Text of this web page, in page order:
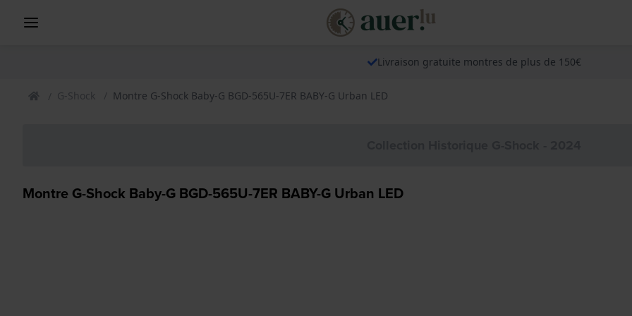
Livraison gratuite montres de plus de 150€
G-Shock Montre G-Shock Baby-G BGD-565U-7ER BABY-G Urban LED
Montre G-Shock Baby-G BGD-565U-7ER BABY-G Urban LED